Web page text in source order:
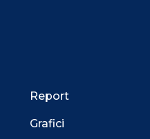
Report
Grafici